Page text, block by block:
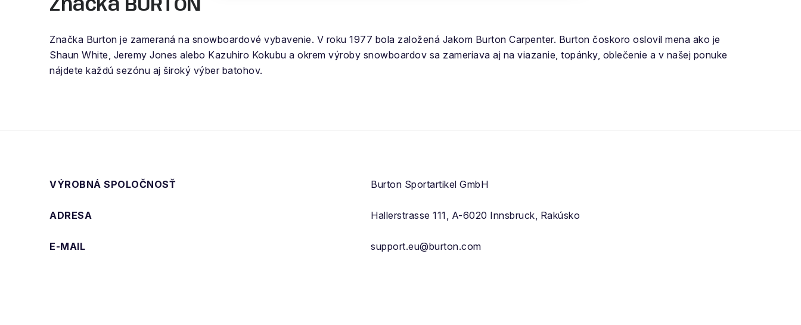
Značka BURTON
Značka Burton je zameraná na snowboardové vybavenie. V roku 1977 bola založená Jakom Burton Carpenter. Burton čoskoro oslovil mena ako je
Shaun White, Jeremy Jones alebo Kazuhiro Kokubu a okrem výroby snowboardov sa zameriava aj na viazanie, topánky, oblečenie a v našej ponuke
nájdete každú sezónu aj široký výber batohov.
VÝROBNÁ SPOLOČNOSŤ Burton Sportartikel GmbH
ADRESA Hallerstrasse 111, A-6020 Innsbruck, Rakúsko
E-MAIL support.eu@burton.com